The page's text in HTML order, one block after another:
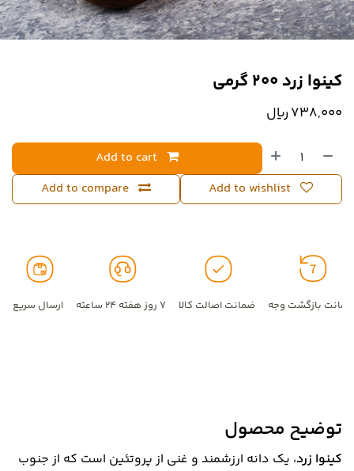
کینوا زرد 200 گرمی
738,000﷼
Add to cart
Add to compare
Add to wishlist
ضمانت بازگشت وجه ضمانت اصالت کالا ۷ روز هفته ۲۴ ساعته ارسال سریع
توضیح محصول
کینوا زرد، یک دانه ارزشمند و غنی از پروتئین است که از جنوب